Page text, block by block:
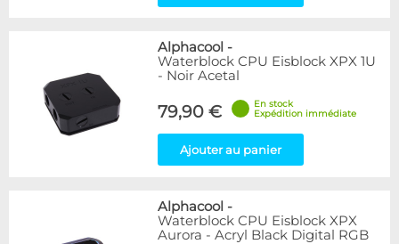
Alphacool -
Waterblock CPU Eisblock XPX 1U
- Noir Acetal
79,90 €
En stock
Expédition immédiate
Ajouter au panier
Alphacool -
Waterblock CPU Eisblock XPX
Aurora - Acryl Black Digital RGB